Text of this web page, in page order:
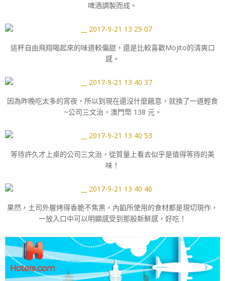
啤酒調製而成。
這杯自由飛翔喝起來的味道較偏甜，還是比較喜歡Mojito的清爽口
感。
因為昨晚吃太多的宵夜，所以到現在還沒什麼餓意，就換了一道輕食
~公司三文治，澳門幣 138 元。
等待許久才上桌的公司三文治，從質量上看去似乎是值得等待的美
味！
果然，土司外層烤得香脆不焦黑，內餡所使用的食材都是現切現作，
一放入口中可以明顯感受到那股新鮮感，好吃！